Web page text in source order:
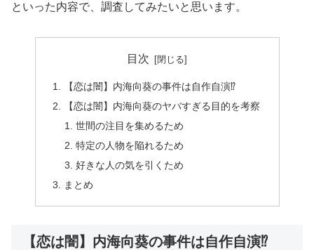
といった内容で、調査してみたいと思います。
目次
【恋は闇】内海向葵の事件は自作自演⁉︎
【恋は闇】内海向葵のヤバすぎる目的を考察
世間の注目を集めるため
特定の人物を陥れるため
好きな人の気を引くため
まとめ
【恋は闇】内海向葵の事件は自作自演⁉︎